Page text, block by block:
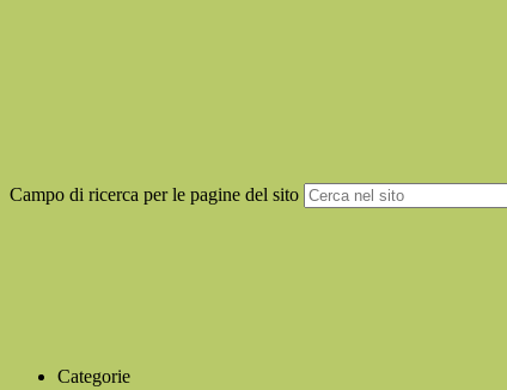
Campo di ricerca per le pagine del sito
Categorie